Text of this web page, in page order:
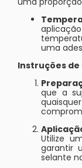
uma
Instruções de
que a
Utilize
garantir
selante